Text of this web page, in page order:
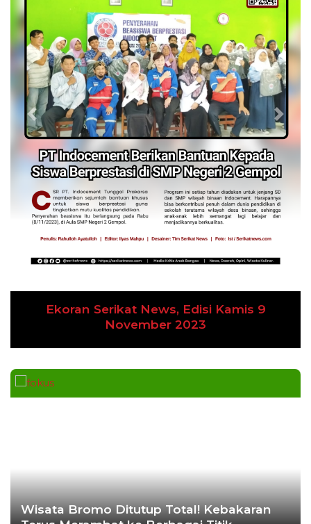
Ekoran Serikat News, Edisi Kamis 9
November 2023
Previous Next
Wisata Bromo Ditutup Total! Kebakaran